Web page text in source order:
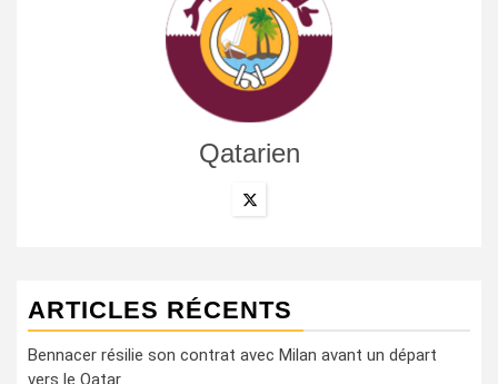
Qatarien
ARTICLES RÉCENTS
Bennacer résilie son contrat avec Milan avant un départ
vers le Qatar